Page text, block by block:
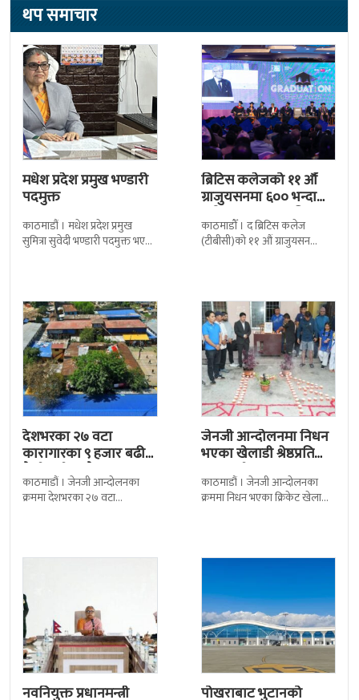
थप समाचार
मधेश प्रदेश प्रमुख भण्डारी
पदमुक्त
काठमाडौं । मधेश प्रदेश प्रमुख
सुमित्रा सुवेदी भण्डारी पदमुक्त भएकी
ब्रिटिस कलेजको ११ औँ
ग्राजुयसनमा ६०० भन्दा
बढी ग्राजुयट सम्मानित
काठमाडौँ । द ब्रिटिस कलेज
(टीबीसी)को ११ औं ग्राजुयसन
देशभरका २७ वटा
कारागारका ९ हजार बढी
कैदीबन्दी अझै फरार
काठमाडौं । जेनजी आन्दोलनका
क्रममा देशभरका २७ वटा
जेनजी आन्दोलनमा निधन
भएका खेलाडी श्रेष्ठप्रति
श्रद्धाञ्जली
काठमाडौं । जेनजी आन्दोलनका
क्रममा निधन भएका क्रिकेट खेलाडी
नवनियुक्त प्रधानमन्त्री पोखराबाट भुटानको